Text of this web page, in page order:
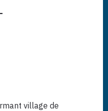
village de